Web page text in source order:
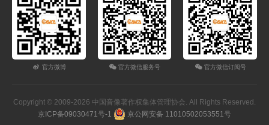
官方微博 官方微信服务号 官方微信订阅号
Copyright © 2009-2026 中国音像著作权集体管理协会. All Rights Reserved.
京ICP备09030471号-1
京公网安备 11010502053551号